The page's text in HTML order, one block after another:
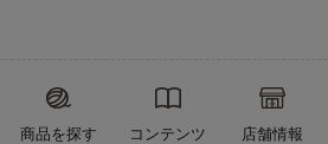
商品を探す コンテンツ 店舗情報